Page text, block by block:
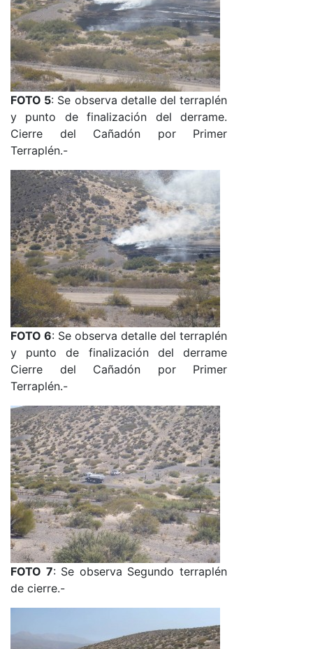
FOTO 5: Se observa detalle del terraplén
y punto de finalización del derrame.
Cierre del Cañadón por Primer
Terraplén.-
FOTO 6: Se observa detalle del terraplén
y punto de finalización del derrame
Cierre del Cañadón por Primer
Terraplén.-
FOTO 7: Se observa Segundo terraplén
de cierre.-